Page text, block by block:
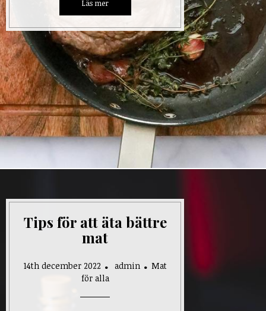
Tips för att äta bättre
mat
14th december 2022 admin
Mat
för alla